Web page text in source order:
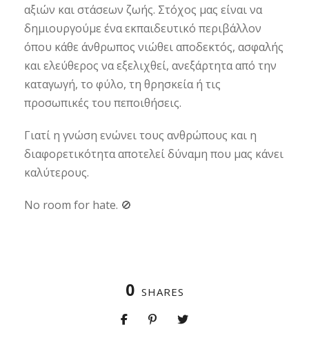
αξιών και στάσεων ζωής. Στόχος μας είναι να
δημιουργούμε ένα εκπαιδευτικό περιβάλλον
όπου κάθε άνθρωπος νιώθει αποδεκτός, ασφαλής
και ελεύθερος να εξελιχθεί, ανεξάρτητα από την
καταγωγή, το φύλο, τη θρησκεία ή τις
προσωπικές του πεποιθήσεις.
Γιατί η γνώση ενώνει τους ανθρώπους και η
διαφορετικότητα αποτελεί δύναμη που μας κάνει
καλύτερους.
No room for hate. 🚫
0 SHARES